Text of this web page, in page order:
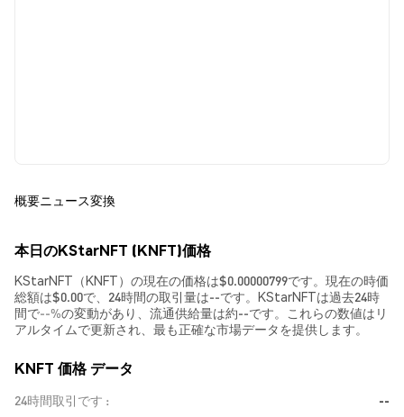
概要ニュース変換
本日のKStarNFT (KNFT)価格
KStarNFT（KNFT）の現在の価格は$0.00000799です。現在の時価
総額は$0.00で、24時間の取引量は--です。KStarNFTは過去24時
間で--%の変動があり、流通供給量は約--です。これらの数値はリ
アルタイムで更新され、最も正確な市場データを提供します。
KNFT 価格 データ
24時間取引です
--